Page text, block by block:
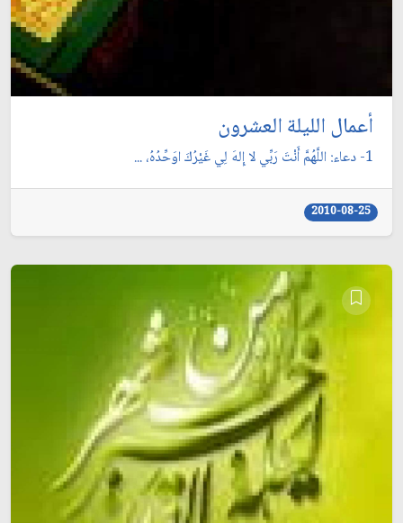
أعمال الليلة العشرون
1- دعاء: اللَّهُمَّ أَنْتَ رَبِّي لا إِلهَ لِي غَيْرُكَ اوَحِّدُهُ، ...
2010-08-25